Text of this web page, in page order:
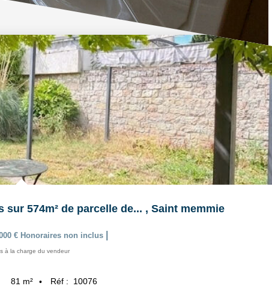
sur 574m² de parcelle de... , Saint memmie
€ Honoraires non inclus
à la charge du vendeur
81 m² Réf : 10076